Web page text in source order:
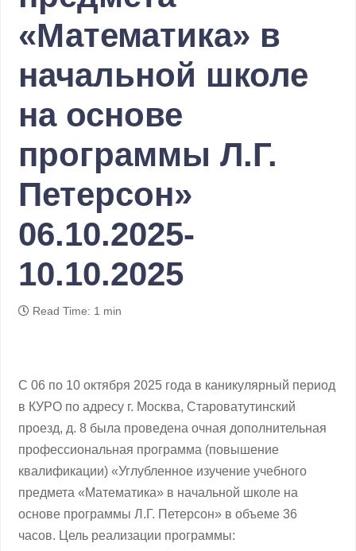
«Математика» в
начальной школе
на основе
программы Л.Г.
Петерсон»
06.10.2025-
10.10.2025
Read Time: 1 min
С 06 по 10 октября 2025 года в каникулярный период
в КУРО по адресу г. Москва, Староватутинский
проезд, д. 8 была проведена очная дополнительная
профессиональная программа (повышение
квалификации) «Углубленное изучение учебного
предмета «Математика» в начальной школе на
основе программы Л.Г. Петерсон» в объеме 36
часов. Цель реализации программы: